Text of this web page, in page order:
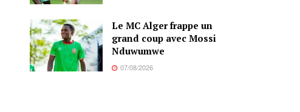
Le MC Alger frappe un
grand coup avec Mossi
Nduwumwe
07/08/2026